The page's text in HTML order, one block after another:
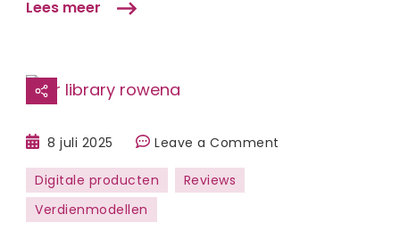
Lees meer
8 juli 2025 Leave a Comment
Digitale producten
Reviews
Verdienmodellen